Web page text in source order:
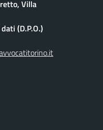
Villa
(D.P.O.)